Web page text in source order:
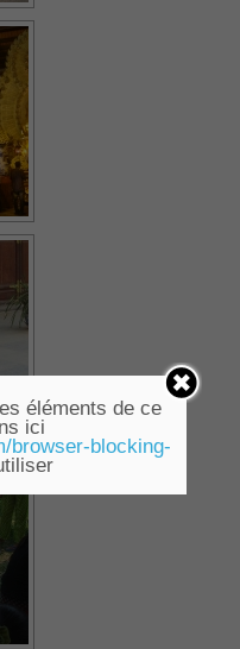
éléments de ce
ici
browser-blocking-